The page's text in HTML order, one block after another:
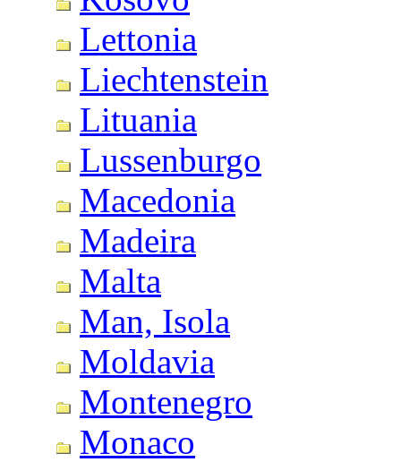
Lettonia
Liechtenstein
Lituania
Lussenburgo
Macedonia
Madeira
Malta
Man, Isola
Moldavia
Montenegro
Monaco